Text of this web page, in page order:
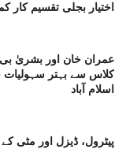
اختیار بجلی تقسیم کار
عمران خان اور بشریٰ بی
کلاس سے بہتر سہولیات
اسلام آباد
پیٹرول، ڈیزل اور مٹی